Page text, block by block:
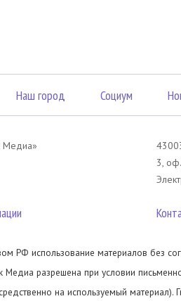
Наш город Социум
Mедиа»
3,
РФ использование материалов без
разрешена при условии
на используемый материал).